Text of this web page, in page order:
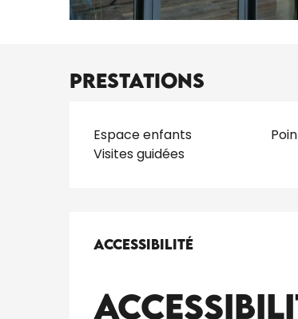
Prestations
Espace enfants
Visites guidées
Offres de
Accessibilité
Accessibilité